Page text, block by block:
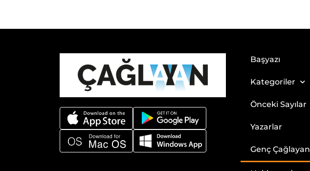
Başyazı
Kategoriler
Önceki Sayılar
Yazarlar
Genç Çağlayan